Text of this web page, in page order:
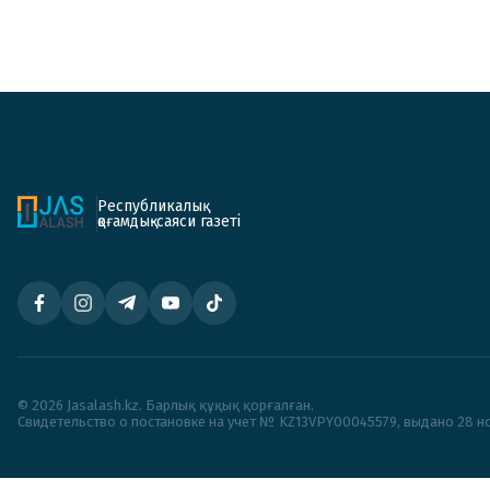
Республикалық
қоғамдық-саяси газеті
© 2026 Jasalash.kz. Барлық құқық қорғалған.
Cвидетельство о постановке на учет № KZ13VPY00045579, выдано 28